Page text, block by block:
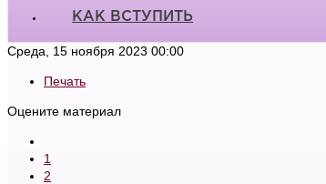
КАК ВСТУПИТЬ
Среда, 15 ноября 2023 00:00
Печать
Оцените материал
1
2